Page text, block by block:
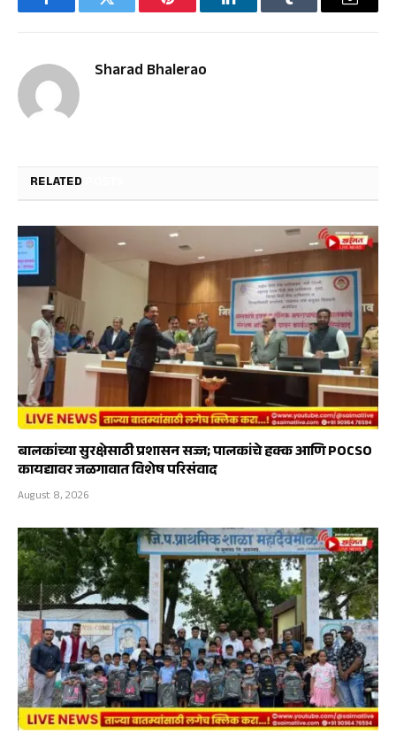
FacebookTwitter Pinterest LinkedInTumblr Email
Sharad Bhalerao
RELATED
बालकांच्या सुरक्षेसाठी प्रशासन सज्ज; पालकांचे हक्क आणि POCSO
कायद्यावर जळगावात विशेष परिसंवाद
August 8, 2026